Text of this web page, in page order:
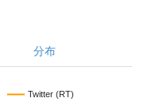
分布
Twitter (RT)